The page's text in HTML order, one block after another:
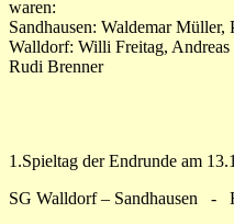
waren:
Sandhausen: Waldemar Müller,
Walldorf: Willi Freitag, Andreas
Rudi Brenner
1.Spieltag der Endrunde am
SG Walldorf – Sandhausen -